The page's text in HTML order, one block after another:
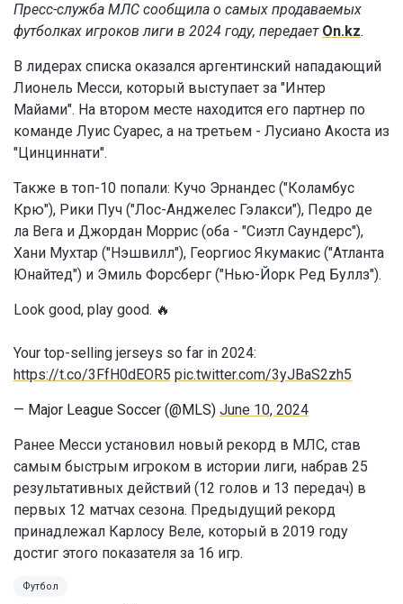
Пресс-служба МЛС сообщила о самых продаваемых
футболках игроков лиги в 2024 году, передает On.kz.
В лидерах списка оказался аргентинский нападающий
Лионель Месси, который выступает за "Интер
Майами". На втором месте находится его партнер по
команде Луис Суарес, а на третьем - Лусиано Акоста из
"Цинциннати".
Также в топ-10 попали: Кучо Эрнандес ("Коламбус
Крю"), Рики Пуч ("Лос-Анджелес Гэлакси"), Педро де
ла Вега и Джордан Моррис (оба - "Сиэтл Саундерс"),
Хани Мухтар ("Нэшвилл"), Георгиос Якумакис ("Атланта
Юнайтед") и Эмиль Форсберг ("Нью-Йорк Ред Буллз").
Look good, play good. 🔥
Your top-selling jerseys so far in 2024:
https://t.co/3FfH0dEOR5 pic.twitter.com/3yJBaS2zh5
— Major League Soccer (@MLS) June 10, 2024
Ранее Месси установил новый рекорд в МЛС, став
самым быстрым игроком в истории лиги, набрав 25
результативных действий (12 голов и 13 передач) в
первых 12 матчах сезона. Предыдущий рекорд
принадлежал Карлосу Веле, который в 2019 году
достиг этого показателя за 16 игр.
Футбол